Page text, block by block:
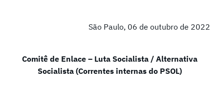
São Paulo, 06 de outubro de 2022
Comitê de Enlace – Luta Socialista / Alternativa
Socialista (Correntes internas do PSOL)